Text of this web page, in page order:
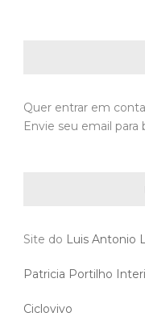
Quer entrar em
Envie seu email
Site do Luis Antonio
Patricia Portilho
Ciclovivo